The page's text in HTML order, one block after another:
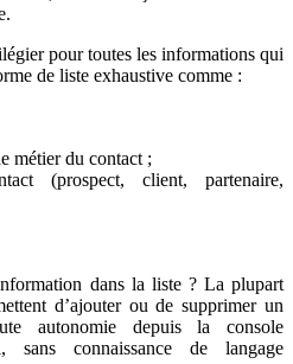
pour toutes les informations qui
de liste exhaustive comme :
métier du contact ;
(prospect, client, partenaire,
dans la liste ? La plupart
d’ajouter ou de supprimer un
autonomie depuis la console
sans connaissance de langage